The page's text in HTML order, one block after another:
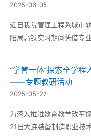
2025-06-05
近日我院管理工程系城市
阳局高铁实习期间凭借专
铁沈阳局深度校企合作的
“学管一体”探索全学程
——专题教研活动
2025-05-22
为深入推进教育教学改革
21日大连装备制造职业技